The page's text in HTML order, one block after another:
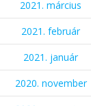
2021. március
2021. február
2021. január
2020. november